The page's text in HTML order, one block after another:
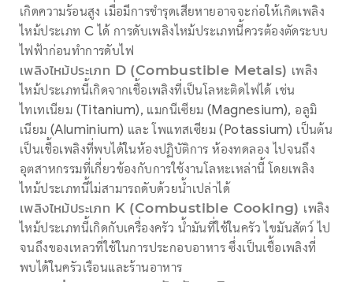
เกิดความร้อนสูง เมื่อมีการชำรุดเสียหายอาจจะก่อให้เกิดเพลิง
ไหม้ประเภท C ได้ การดับเพลิงไหม้ประเภทนี้ควรต้องตัดระบบ
ไฟฟ้าก่อนทำการดับไฟ
เพลิงไหม้ประเภท D (Combustible Metals) เพลิง
ไหม้ประเภทนี้เกิดจากเชื้อเพลิงที่เป็นโลหะติดไฟได้ เช่น
ไทเทเนียม (Titanium), แมกนีเซียม (Magnesium), อลูมิ
เนียม (Aluminium) และ โพแทสเซียม (Potassium) เป็นต้น
เป็นเชื้อเพลิงที่พบได้ในห้องปฏิบัติการ ห้องทดลอง ไปจนถึง
อุตสาหกรรมที่เกี่ยวข้องกับการใช้งานโลหะเหล่านี้ โดยเพลิง
ไหม้ประเภทนี้ไม่สามารถดับด้วยน้ำเปล่าได้
เพลิงไหม้ประเภท K (Combustible Cooking) เพลิง
ไหม้ประเภทนี้เกิดกับเครื่องครัว น้ำมันที่ใช้ในครัว ไขมันสัตว์ ไป
จนถึงของเหลวที่ใช้ในการประกอบอาหาร ซึ่งเป็นเชื้อเพลิงที่
พบได้ในครัวเรือนและร้านอาหาร